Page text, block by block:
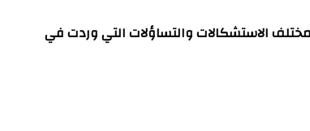
الاستشكالات والتساؤلات التي وردت في